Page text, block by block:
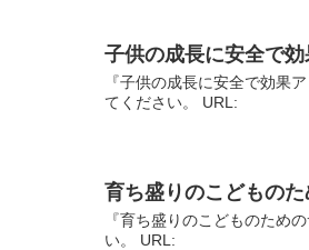
子供の成長に安全で
『子供の成長に安全で効果
てください。 URL:
育ち盛りのこどもの
『育ち盛りのこどものため
い。 URL: